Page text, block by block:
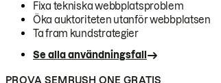
Fixa tekniska webbplatsproblem
Öka auktoriteten utanför webbplatsen
Ta fram kundstrategier
Se alla användningsfall
PROVA SEMRUSH ONE GRATIS